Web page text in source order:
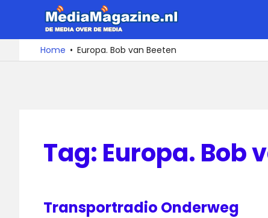
de
De
media
over
Home Europa. Bob van Beeten
Tag: Europa. Bob
Transportradio Onderweg